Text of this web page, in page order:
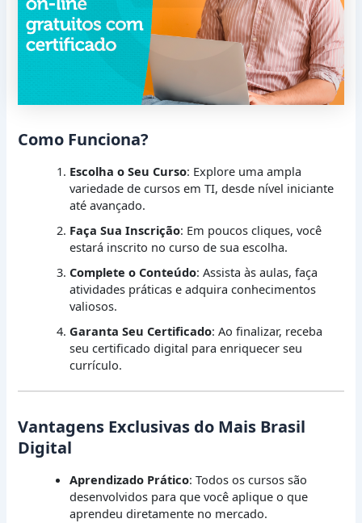
Como Funciona?
Escolha o Seu Curso: Explore uma ampla
variedade de cursos em TI, desde nível iniciante
até avançado.
Faça Sua Inscrição: Em poucos cliques, você
estará inscrito no curso de sua escolha.
Complete o Conteúdo: Assista às aulas, faça
atividades práticas e adquira conhecimentos
valiosos.
Garanta Seu Certificado: Ao finalizar, receba
seu certificado digital para enriquecer seu
currículo.
Vantagens Exclusivas do Mais Brasil
Digital
Aprendizado Prático: Todos os cursos são
desenvolvidos para que você aplique o que
aprendeu diretamente no mercado.